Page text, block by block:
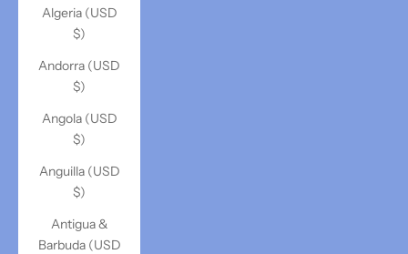
Algeria (USD
$)
Andorra (USD
$)
Angola (USD
$)
Anguilla (USD
$)
Antigua &
Barbuda (USD